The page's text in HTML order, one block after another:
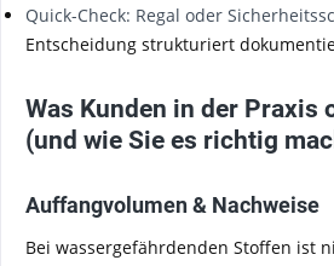
Quick-Check: Regal oder
Entscheidung strukturiert
Was Kunden in der Praxis
(und wie Sie es richtig
Auffangvolumen & Nachweise
Bei wassergefährdenden Stoffen ist